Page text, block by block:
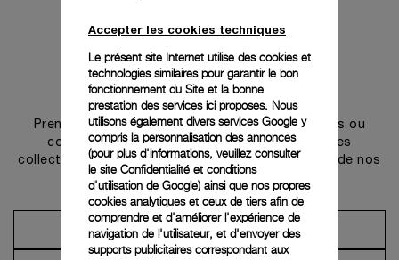
Prendre contact
Prenez rendez-vous dans l’une de nos boutiques ou
contactez notre conciergerie pour découvrir les
collections et bénéficier des conseils ou services de nos
ambassadeurs.
Prendre un rendez-vous
Accepter les cookies techniques
Le présent site Internet utilise des cookies et
technologies similaires pour garantir le bon
fonctionnement du Site et la bonne
prestation des services ici proposes. Nous
utilisons également divers services Google y
compris la personnalisation des annonces
(pour plus d'informations, veuillez consulter
le site Confidentialité et conditions
d'utilisation de Google) ainsi que nos propres
cookies analytiques et ceux de tiers afin de
comprendre et d'améliorer l'expérience de
navigation de l'utilisateur, et d'envoyer des
supports publicitaires correspondant aux